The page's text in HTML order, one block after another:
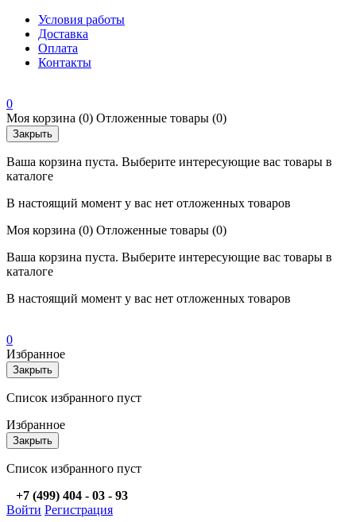
Условия работы
Доставка
Оплата
Контакты
0
Моя корзина (0) Отложенные товары (0)
Закрыть
Ваша корзина пуста. Выберите интересующие вас товары в
каталоге
В настоящий момент у вас нет отложенных товаров
Моя корзина (0) Отложенные товары (0)
Ваша корзина пуста. Выберите интересующие вас товары в
каталоге
В настоящий момент у вас нет отложенных товаров
0
Избранное
Закрыть
Список избранного пуст
Избранное
Закрыть
Список избранного пуст
+7 (499) 404 - 03 - 93
Войти Регистрация